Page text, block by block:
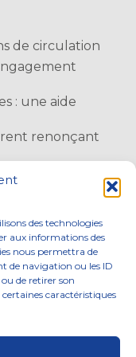
des technologies
aux informations des
nous permettra de
de navigation ou les ID
de retirer son
caractéristiques
de circulation
: une aide
renonçant
de plus
ACTUALITÉS